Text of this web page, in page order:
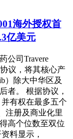
海外授权首
亿美元
公司Travere
议，将其核心产
）除大中华区及
者。 根据协议，
有权在最多五个
注册及商业化里
高个位数至双位
料显示，